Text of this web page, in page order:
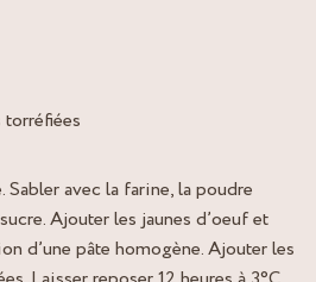
torréfiées
avec la farine, la poudre
Ajouter les jaunes d’oeuf et
d’une pâte homogène. Ajouter les